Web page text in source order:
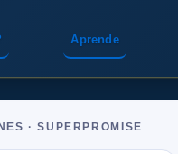
Aprende
· SUPERPROMISE